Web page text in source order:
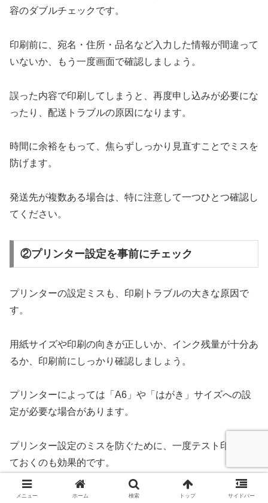
容のダブルチェックです。
印刷前に、宛名・住所・品名など入力した情報が間違って
いないか、もう一度画面で確認しましょう。
誤った内容で印刷してしまうと、再度申し込みが必要にな
ったり、配送トラブルの原因になります。
時間に余裕をもって、焦らずしっかり見直すことでミスを
防げます。
発送先が複数ある場合は、特に注意して一つひとつ確認し
てください。
②プリンター設定を事前にチェック
プリンターの設定ミスも、印刷トラブルの大きな原因で
す。
用紙サイズや印刷の向きが正しいか、インク残量が十分あ
るか、印刷前にしっかり確認しましょう。
プリンターによっては「A6」や「はがき」サイズへの設
定が必要な場合があります。
プリンター設定のミスを防ぐために、一度テスト印刷をし
ておくのも効果的です。
「なんとなく印刷」せず、細かな設定も事前に見直してお
メニュー ホーム 検索 トップ サイドバー